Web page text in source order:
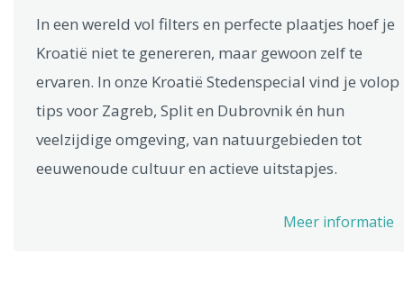
In een wereld vol filters en perfecte plaatjes hoef je
Kroatië niet te genereren, maar gewoon zelf te
ervaren. In onze Kroatië Stedenspecial vind je volop
tips voor Zagreb, Split en Dubrovnik én hun
veelzijdige omgeving, van natuurgebieden tot
eeuwenoude cultuur en actieve uitstapjes.
Meer informatie